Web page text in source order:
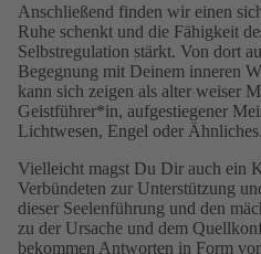
Anschließend finden wir einen
Ruhe schenkt und die Fähigkeit
Selbstregulation stärkt. Von dort
Begegnung mit Deinem inneren
kann sich zeigen als alter weiser
Geistführer*in, aufgestiegener
Lichtwesen, Engel oder Ähnliches.
Vielleicht magst Du Dir auch ein
Verbündeten zur Unterstützung
dieser Seelenführung und den
zu der Ursache und dem
bekommen Antworten in Form